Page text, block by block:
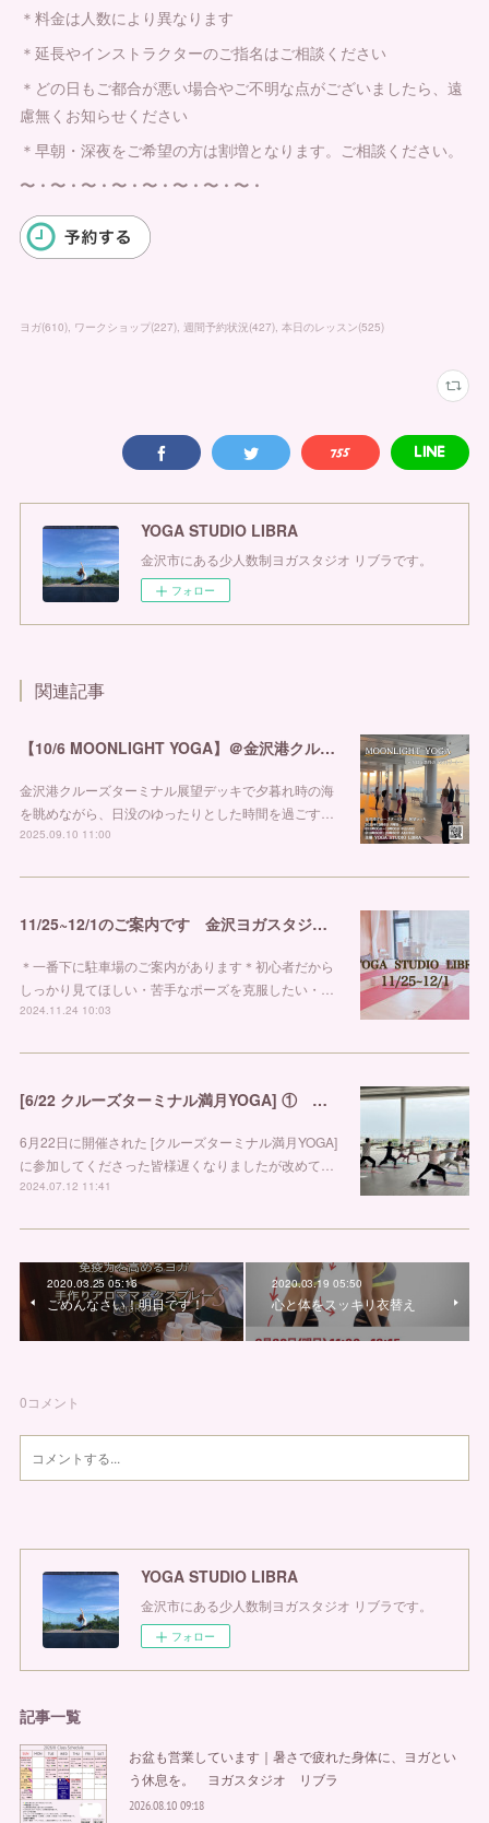
＊料金は人数により異なります
＊延長やインストラクターのご指名はご相談ください
＊どの日もご都合が悪い場合やご不明な点がございましたら、遠
慮無くお知らせください
＊早朝・深夜をご希望の方は割増となります。ご相談ください。
〜・〜・〜・〜・〜・〜・〜・〜・
ヨガ(610) ワークショップ(227) 週間予約状況 (427) 本日のレッスン(525)
YOGA STUDIO LIBRA
金沢市にある少人数制ヨガスタジオ リブラです。
フォロー
関連記事
【10/6 MOONLIGHT YOGA】＠金沢港クルーズターミナル
金沢港クルーズターミナル展望デッキで夕暮れ時の海
を眺めながら、日没のゆったりとした時間を過ごす…
2025.09.10 11:00
11/25~12/1のご案内です 金沢ヨガスタジオ リブラ
＊一番下に駐車場のご案内があります＊初心者だから
しっかり見てほしい・苦手なポーズを克服したい・…
2024.11.24 10:03
[6/22 クルーズターミナル満月YOGA] ① 金沢市ヨガスタジオ リブラ
6月22日に開催された [クルーズターミナル満月YOGA]
に参加してくださった皆様遅くなりましたが改めて…
2024.07.12 11:41
2020.03.25 05:16
ごめんなさい！明日です！
2020.03.19 05:50
心と体をスッキリ衣替え
0コメント
YOGA STUDIO LIBRA
金沢市にある少人数制ヨガスタジオ リブラです。
フォロー
記事一覧
お盆も営業しています｜暑さで疲れた身体に、ヨガとい
う休息を。 ヨガスタジオ リブラ
2026.08.10 09:18